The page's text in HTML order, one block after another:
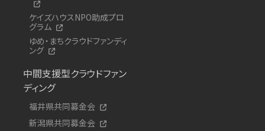
ケイズハウスNPO助成プロ
グラム
ゆめ・まちクラウドファンディ
ング
中間支援型クラウドファン
ディング
福井県共同募金会
新潟県共同募金会